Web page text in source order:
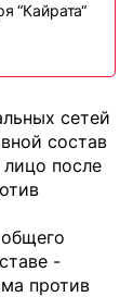
“Кайрата“
сетей
состав
лицо после
-
против